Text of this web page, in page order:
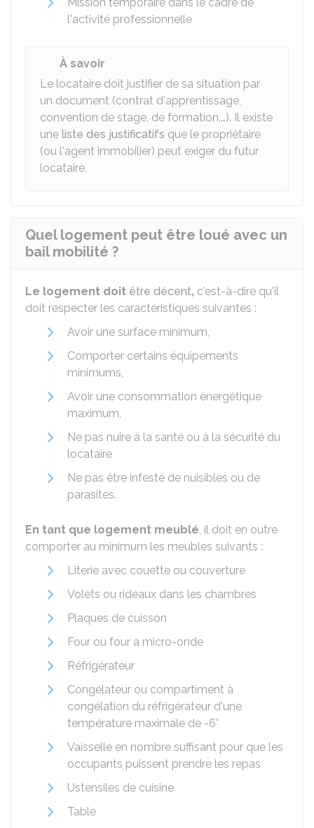
l'activité professionnelle
À savoir
Le locataire doit justifier de sa situation par
un document (contrat d'apprentissage,
convention de stage, de formation,…). Il existe
une liste des justificatifs que le propriétaire
(ou l'agent immobilier) peut exiger du futur
locataire.
Quel logement peut être loué avec un
bail mobilité ?
Le logement doit être décent, c'est-à-dire qu'il
doit respecter les caractéristiques suivantes :
Avoir une surface minimum,
Comporter certains équipements
minimums,
Avoir une consommation énergétique
maximum,
Ne pas nuire à la santé ou à la sécurité du
locataire
Ne pas être infesté de nuisibles ou de
parasites.
En tant que logement meublé, il doit en outre
comporter au minimum les meubles suivants :
Literie avec couette ou couverture
Volets ou rideaux dans les chambres
Plaques de cuisson
Four ou four à micro-onde
Réfrigérateur
Congélateur ou compartiment à
congélation du réfrigérateur d'une
température maximale de -6°
Vaisselle en nombre suffisant pour que les
occupants puissent prendre les repas
Ustensiles de cuisine
Table